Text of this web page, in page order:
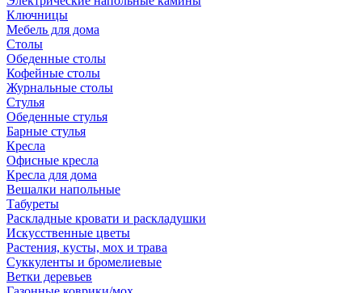
Ключницы
Мебель для дома
Столы
Обеденные столы
Кофейные столы
Журнальные столы
Стулья
Обеденные стулья
Барные стулья
Кресла
Офисные кресла
Кресла для дома
Вешалки напольные
Табуреты
Раскладные кровати и раскладушки
Искусственные цветы
Растения, кусты, мох и трава
Суккуленты и бромелиевые
Ветки деревьев